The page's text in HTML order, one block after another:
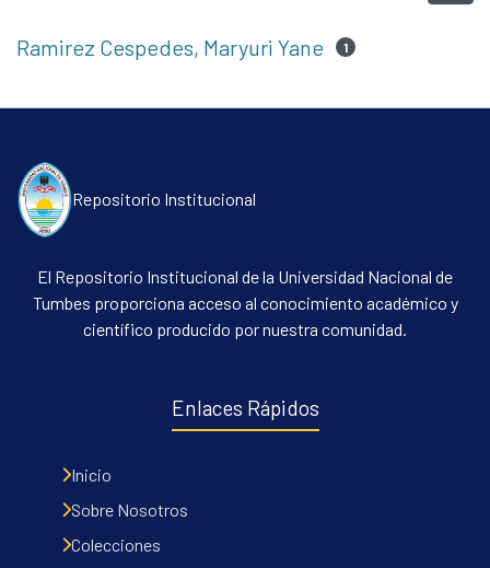
Ramirez Cespedes, Maryuri Yane 1
Repositorio Institucional
El Repositorio Institucional de la Universidad Nacional de
Tumbes proporciona acceso al conocimiento académico y
científico producido por nuestra comunidad.
Enlaces Rápidos
Inicio
Sobre Nosotros
Colecciones